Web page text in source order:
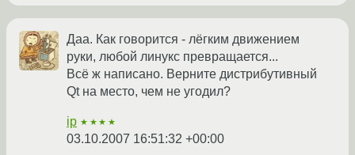
Даа. Как говорится - лёгким движением
руки, любой линукс превращается...
Всё ж написано. Верните дистрибутивный
Qt на место, чем не угодил?
ip ★★★★
03.10.2007 16:51:32 +00:00